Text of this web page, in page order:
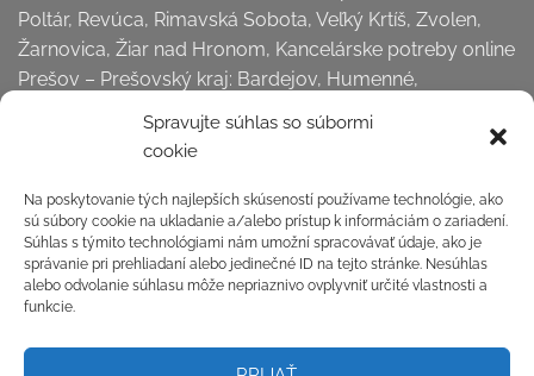
Spravujte súhlas so súbormi
cookie
Na poskytovanie tých najlepších skúseností používame technológie, ako
sú súbory cookie na ukladanie a/alebo prístup k informáciám o zariadení.
Súhlas s týmito technológiami nám umožní spracovávať údaje, ako je
správanie pri prehliadaní alebo jedinečné ID na tejto stránke. Nesúhlas
alebo odvolanie súhlasu môže nepriaznivo ovplyvniť určité vlastnosti a
funkcie.
Poltár, Revúca, Rimavská Sobota, Veľký Krtíš, Zvolen,
Žarnovica, Žiar nad Hronom, Kancelárske potreby online
Prešov – Prešovský kraj: Bardejov, Humenné,
Medzilaborce, Poprad, Prešov, Sabinov, Snina, Stará
Kancelárske potreby online Košice – Košický kraj:
Gelnica, Košice okolie, Michalovce, Rožňava, Sobrance,
Spišská Nová Ves, Trebišov, Košice . . . a všetky dediny a
ostatné miesta na Slovensku.